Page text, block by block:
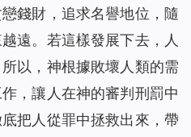
錢財，追求名譽地位，隨
遠。若這樣發展下去，人
以，神根據敗壞人類的需
，讓人在神的審判刑罰中
把人從罪中拯救出來，帶